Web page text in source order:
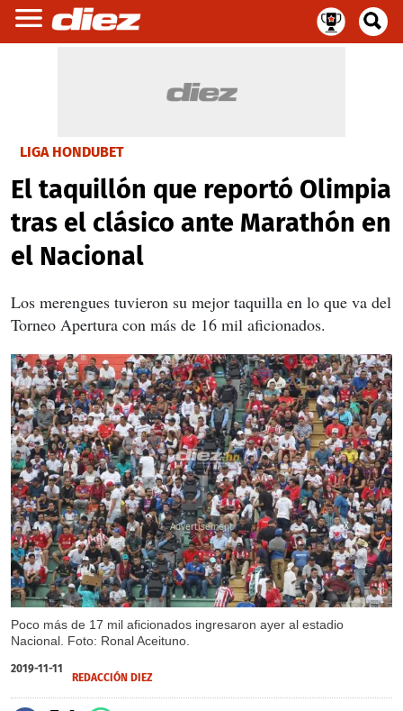
LIGA HONDUBET
El taquillón que reportó Olimpia
tras el clásico ante Marathón en
el Nacional
Los merengues tuvieron su mejor taquilla en lo que va del
Torneo Apertura con más de 16 mil aficionados.
Poco más de 17 mil aficionados ingresaron ayer al estadio
Nacional. Foto: Ronal Aceituno.
X
2019-11-11
REDACCIÓN DIEZ